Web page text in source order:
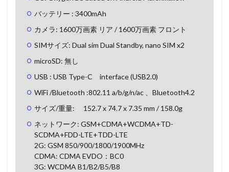
バッテリー : 3400mAh
カメラ: 1600万画素 リア / 1600万画素 フロント
SIMサイズ: Dual sim Dual Standby, nano SIM x2
microSD: 無し
USB : USB Type-C interface (USB2.0)
WiFi /Bluetooth :802.11 a/b/g/n/ac 、Bluetooth4.2
サイズ/重量: 152.7 x 74.7 x 7.35 mm / 158.0g
ネットワーク: GSM+CDMA+WCDMA+TD-
SCDMA+FDD-LTE+TDD-LTE
2G: GSM 850/900/1800/1900MHz
CDMA: CDMA EVDO：BC0
3G: WCDMA B1/B2/B5/B8